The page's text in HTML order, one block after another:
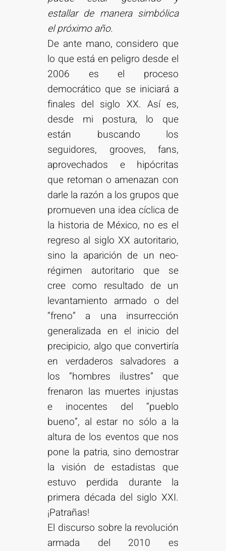
estallar de manera simbólica
el próximo año.
De ante mano, considero que
lo que está en peligro desde el
2006 es el proceso
democrático que se iniciará a
finales del siglo XX. Así es,
desde mi postura, lo que
están buscando los
seguidores, grooves, fans,
aprovechados e hipócritas
que retoman o amenazan con
darle la razón a los grupos que
promueven una idea cíclica de
la historia de México, no es el
regreso al siglo XX autoritario,
sino la aparición de un neo-
régimen autoritario que se
cree como resultado de un
levantamiento armado o del
“freno” a una insurrección
generalizada en el inicio del
precipicio, algo que convertiría
en verdaderos salvadores a
los “hombres ilustres” que
frenaron las muertes injustas
e inocentes del “pueblo
bueno”, al estar no sólo a la
altura de los eventos que nos
pone la patria, sino demostrar
la visión de estadistas que
estuvo perdida durante la
primera década del siglo XXI.
¡Patrañas!
El discurso sobre la revolución
armada del 2010 es